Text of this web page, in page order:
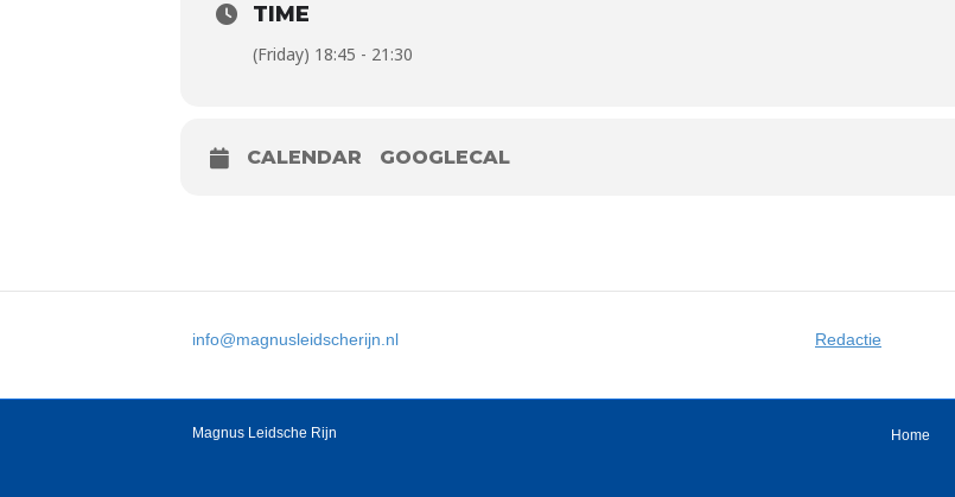
TIME
(Friday) 18:45 - 21:30
CALENDAR GOOGLECAL
info@magnusleidscherijn.nl Redactie
Magnus Leidsche Rijn Home